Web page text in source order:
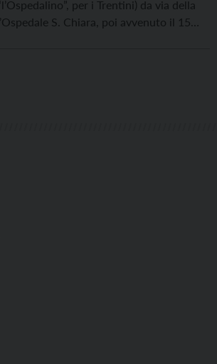
per i Trentini) da via della
S. Chiara, poi avvenuto il 15